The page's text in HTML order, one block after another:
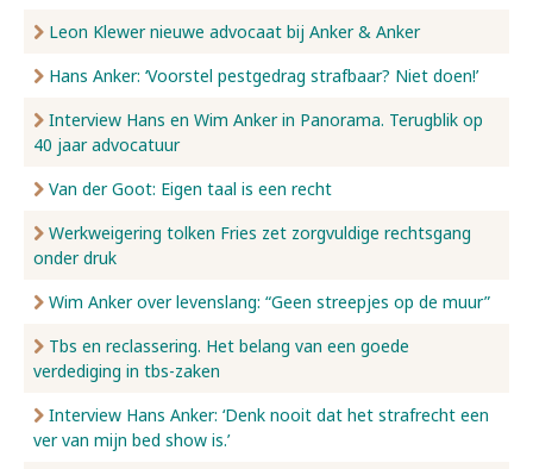
Leon Klewer nieuwe advocaat bij Anker & Anker
Hans Anker: ‘Voorstel pestgedrag strafbaar? Niet doen!’
Interview Hans en Wim Anker in Panorama. Terugblik op
40 jaar advocatuur
Van der Goot: Eigen taal is een recht
Werkweigering tolken Fries zet zorgvuldige rechtsgang
onder druk
Wim Anker over levenslang: “Geen streepjes op de muur”
Tbs en reclassering. Het belang van een goede
verdediging in tbs-zaken
Interview Hans Anker: ‘Denk nooit dat het strafrecht een
ver van mijn bed show is.’